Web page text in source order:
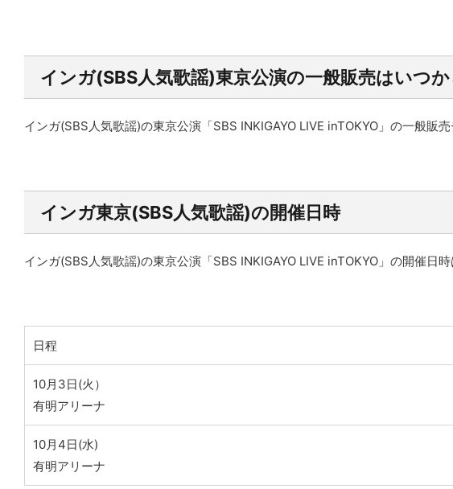
インガ(SBS人気歌謡)東京公演の一般販売はいつか
インガ(SBS人気歌謡)の東京公演「SBS INKIGAYO LIVE inTOKYO」の一般販
インガ東京(SBS人気歌謡)の開催日時
インガ(SBS人気歌謡)の東京公演「SBS INKIGAYO LIVE inTOKYO」の開催日時
日程
10月3日(火）
有明アリーナ
10月4日(水)
有明アリーナ